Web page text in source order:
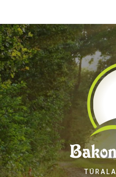
content